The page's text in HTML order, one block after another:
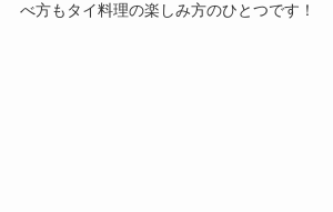
べ方もタイ料理の楽しみ方のひとつです！